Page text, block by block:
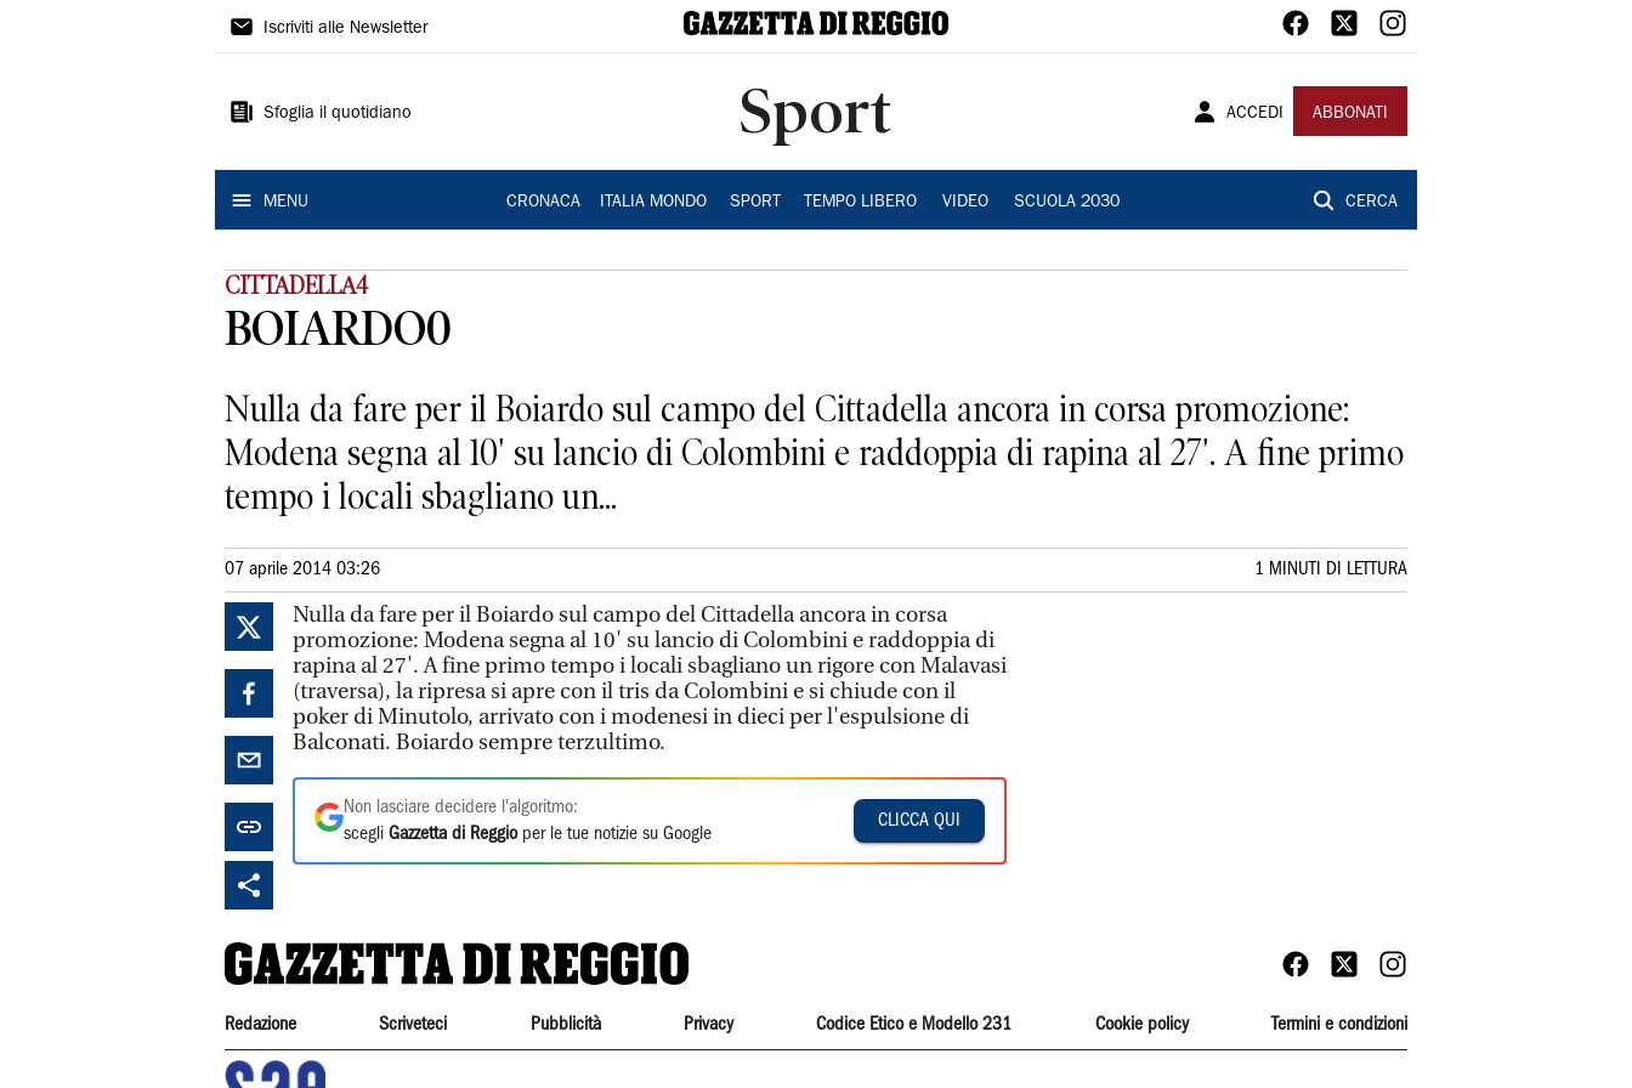
Gazzetta
Reggio
Iscriviti alle Newsletter
Sfoglia il quotidiano Sport ACCEDI ABBONATI
MENU CRONACA ITALIA MONDO SPORT TEMPO LIBERO VIDEO SCUOLA 2030 CERCA
CITTADELLA4
BOIARDO0
Nulla da fare per il Boiardo sul campo del Cittadella ancora in corsa promozione:
Modena segna al 10' su lancio di Colombini e raddoppia di rapina al 27'. A fine primo
tempo i locali sbagliano un...
07 aprile 2014 03:26 1 MINUTI DI LETTURA
Nulla da fare per il Boiardo sul campo del Cittadella ancora in corsa
promozione: Modena segna al 10' su lancio di Colombini e raddoppia di
rapina al 27'. A fine primo tempo i locali sbagliano un rigore con Malavasi
(traversa), la ripresa si apre con il tris da Colombini e si chiude con il
poker di Minutolo, arrivato con i modenesi in dieci per l'espulsione di
Balconati. Boiardo sempre terzultimo.
Non lasciare decidere l'algoritmo:
scegli Gazzetta di Reggioper le tue notizie su Google
CLICCA QUI
Redazione Scriveteci Pubblicità Privacy Codice Etico e Modello 231 Cookie policy Termini e condizioni